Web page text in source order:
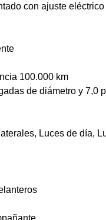
con ajuste
100.000 km
de diámetro y 7,0
Luces de día,